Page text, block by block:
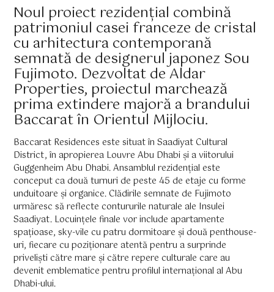
Noul proiect rezidențial combină
patrimoniul casei franceze de cristal
cu arhitectura contemporană
semnată de designerul japonez Sou
Fujimoto. Dezvoltat de Aldar
Properties, proiectul marchează
prima extindere majoră a brandului
Baccarat în Orientul Mijlociu.
Baccarat Residences este situat în Saadiyat Cultural
District, în apropierea Louvre Abu Dhabi și a viitorului
Guggenheim Abu Dhabi. Ansamblul rezidențial este
conceput ca două turnuri de peste 45 de etaje cu forme
unduitoare și organice. Clădirile semnate de Fujimoto
urmăresc să reflecte contururile naturale ale Insulei
Saadiyat. Locuințele finale vor include apartamente
spațioase, sky-vile cu patru dormitoare și două penthouse-
uri, fiecare cu poziționare atentă pentru a surprinde
priveliști către mare și către repere culturale care au
devenit emblematice pentru profilul internațional al Abu
Dhabi-ului.